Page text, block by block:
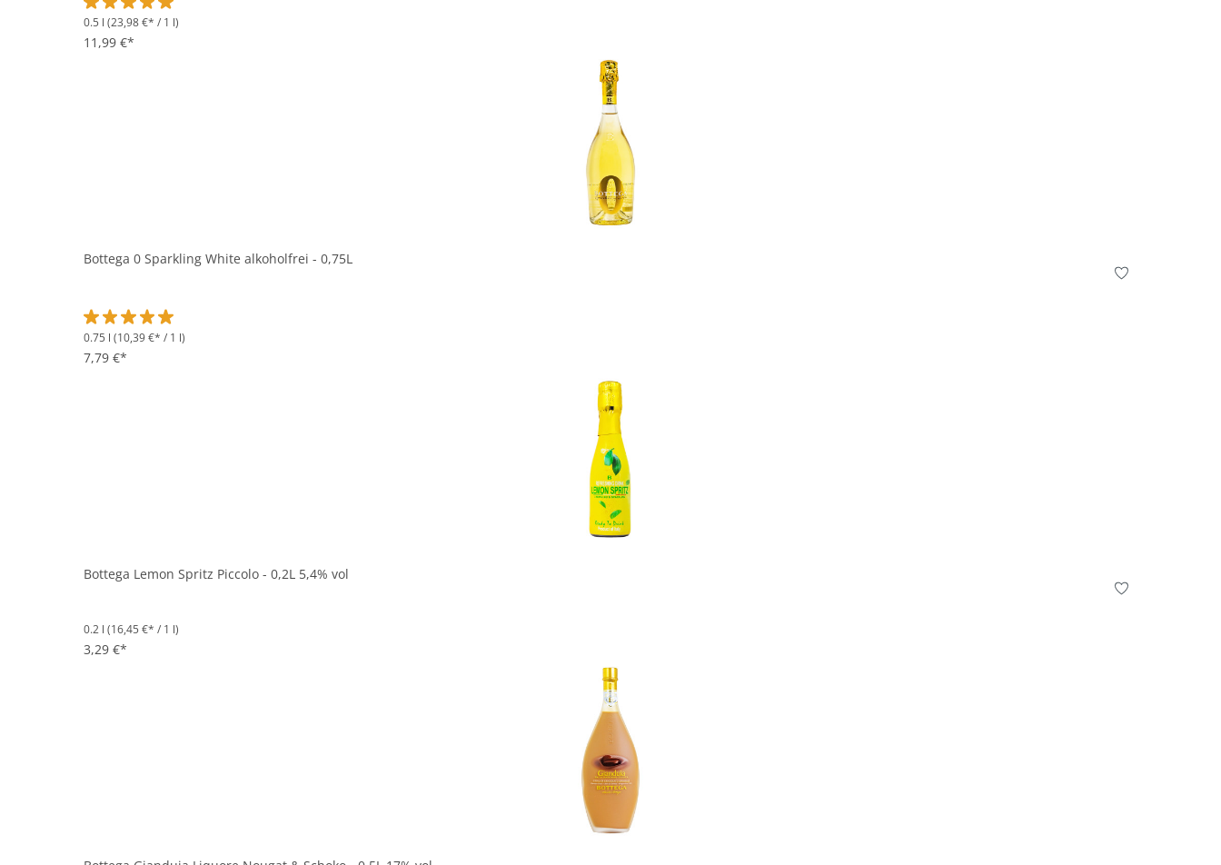
Durchschnittliche Bewertung von 5 von 5 Sternen
0.5 l (23,98 €* / 1 l)
11,99 €*
Bottega 0 Sparkling White alkoholfrei - 0,75L
Durchschnittliche Bewertung von 5 von 5 Sternen
0.75 l (10,39 €* / 1 l)
7,79 €*
In den Korb
Bottega Lemon Spritz Piccolo - 0,2L 5,4% vol
0.2 l (16,45 €* / 1 l)
3,29 €*
In den Korb
In den Korb